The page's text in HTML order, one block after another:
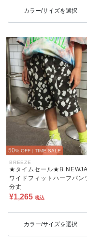
カラー/サイズを選択
50% OFF | TIME SALE
BREEZE
★タイムセール★B
ワイドフィットハーフパン
分丈
¥1,265 税込
カラー/サイズを選択